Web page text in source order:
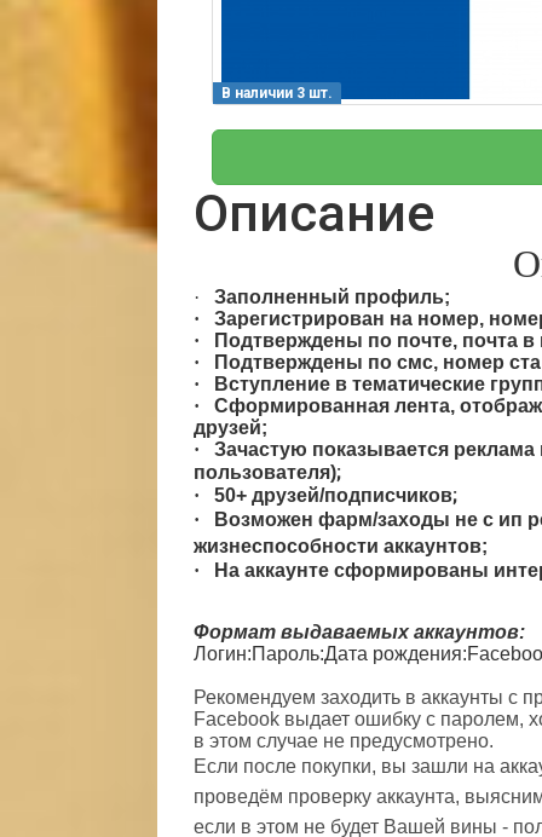
В наличии 3 шт.
Описание
· Заполненный профиль;
·
Зарегистрирован на номер,
·
Подтверждены по почте, почта в
·
Подтверждены по смс, номер
·
Вступление в тематические
·
Сформированная лента,
друзей;
·
Зачастую показывается
пользователя);
· 50+ друзей/подписчиков;
·
Возможен фарм/заходы не с ип
жизнеспособности аккаунтов;
·
На аккаунте сформированы
Формат выдаваемых аккаунтов:
Логин:Пароль:Дата
Рекомендуем заходить в аккаунты с
Facebook выдает ошибку с паролем,
в этом случае не предусмотрено.
Если после покупки, вы зашли на
проведём проверку аккаунта,
если в этом не будет Вашей вины -